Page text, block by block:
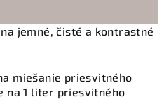
jemné, čisté a kontrastné
miešanie priesvitného
na 1 liter priesvitného